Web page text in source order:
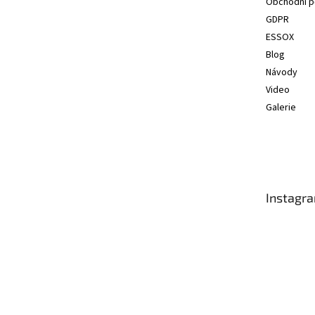
GDPR
ESSOX
Blog
Návody
Video
Galerie